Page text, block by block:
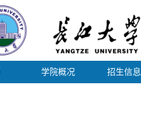
学院概况 招生信息